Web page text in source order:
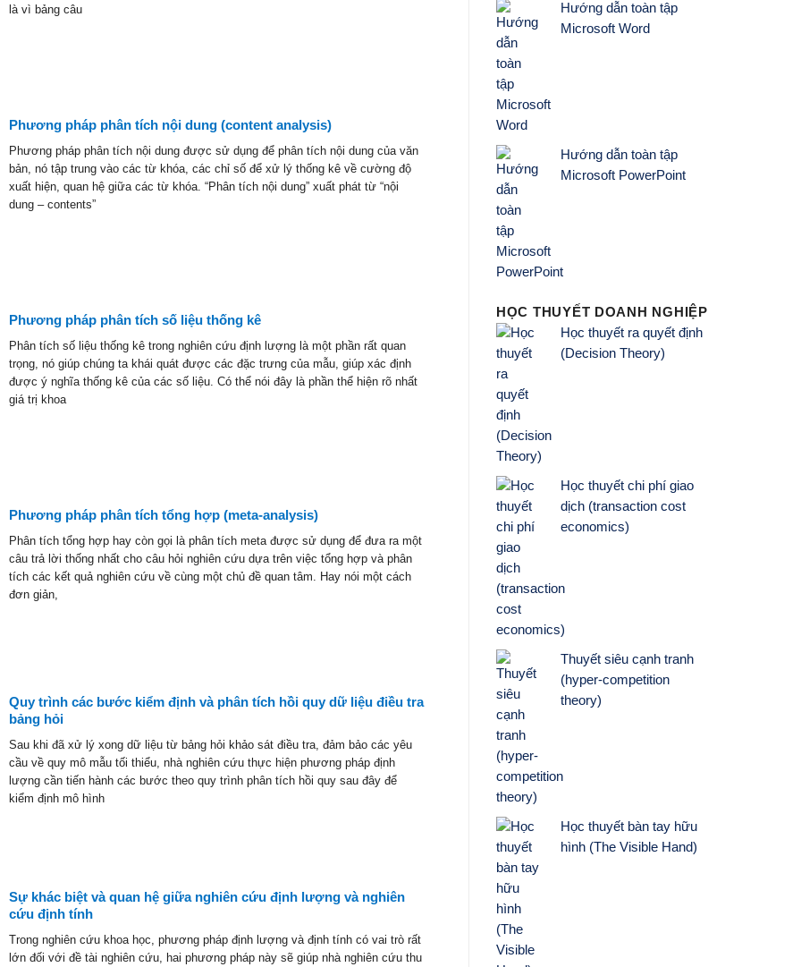
là vì bảng câu
Phương pháp phân tích nội dung (content analysis)
Phương pháp phân tích nội dung được sử dụng để phân tích nội dung của văn
bản, nó tập trung vào các từ khóa, các chỉ số để xử lý thống kê về cường độ
xuất hiện, quan hệ giữa các từ khóa. “Phân tích nội dung” xuất phát từ “nội
dung – contents”
Phương pháp phân tích số liệu thống kê
Phân tích số liệu thống kê trong nghiên cứu định lượng là một phần rất quan
trọng, nó giúp chúng ta khái quát được các đặc trưng của mẫu, giúp xác định
được ý nghĩa thống kê của các số liệu. Có thể nói đây là phần thể hiện rõ nhất
giá trị khoa
Phương pháp phân tích tổng hợp (meta-analysis)
Phân tích tổng hợp hay còn gọi là phân tích meta được sử dụng để đưa ra một
câu trả lời thống nhất cho câu hỏi nghiên cứu dựa trên việc tổng hợp và phân
tích các kết quả nghiên cứu về cùng một chủ đề quan tâm. Hay nói một cách
đơn giản,
Quy trình các bước kiểm định và phân tích hồi quy dữ liệu điều tra
bảng hỏi
Sau khi đã xử lý xong dữ liệu từ bảng hỏi khảo sát điều tra, đảm bảo các yêu
cầu về quy mô mẫu tối thiểu, nhà nghiên cứu thực hiện phương pháp định
lượng cần tiến hành các bước theo quy trình phân tích hồi quy sau đây để
kiểm định mô hình
Sự khác biệt và quan hệ giữa nghiên cứu định lượng và nghiên
cứu định tính
Trong nghiên cứu khoa học, phương pháp định lượng và định tính có vai trò rất
lớn đối với đề tài nghiên cứu, hai phương pháp này sẽ giúp nhà nghiên cứu thu
Hướng dẫn toàn tập
Microsoft Word
Hướng dẫn toàn tập
Microsoft PowerPoint
HỌC THUYẾT DOANH NGHIỆP
Học thuyết ra quyết định
(Decision Theory)
Học thuyết chi phí giao
dịch (transaction cost
economics)
Thuyết siêu cạnh tranh
(hyper-competition
theory)
Học thuyết bàn tay hữu
hình (The Visible Hand)